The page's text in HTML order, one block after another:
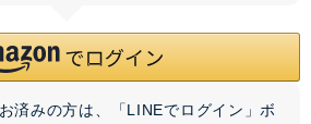
済みの方は、「LINEでログイン」ボ